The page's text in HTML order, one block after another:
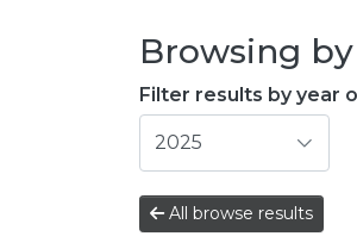
Browsing
Filter results by year
All browse results